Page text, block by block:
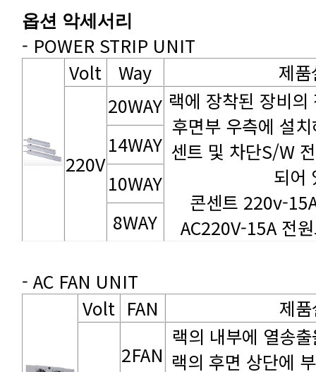
옵션 악세서리
- POWER STRIP UNIT
Volt
Way 제
220V
20WAY
되어
콘센트 220v-
AC220V-15A 전
14WAY
10WAY
8WAY
- AC FAN UNIT
Volt FAN 제
2FAN